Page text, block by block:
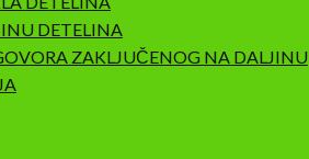
DETELINA
ZAKLJUČENOG NA DALJINU